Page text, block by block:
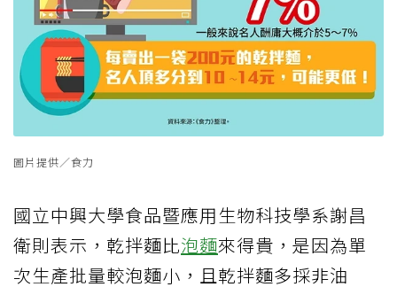
圖片提供／食力
國立中興大學食品暨應用生物科技學系謝昌
衛則表示，乾拌麵比泡麵來得貴，是因為單
次生產批量較泡麵小，且乾拌麵多採非油